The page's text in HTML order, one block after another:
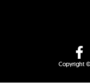
Copyright